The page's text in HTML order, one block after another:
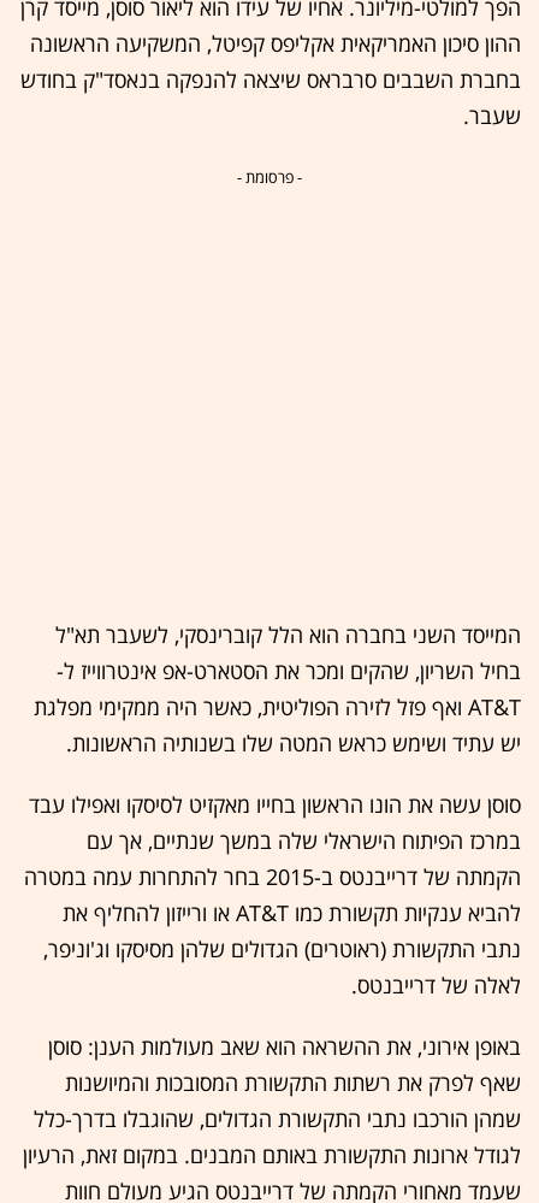
הפך למולטי-מיליונר. אחיו של עידו הוא ליאור סוסן, מייסד קרן
ההון סיכון האמריקאית אקליפס קפיטל, המשקיעה הראשונה
בחברת השבבים סרבראס שיצאה להנפקה בנאסד"ק בחודש
שעבר.
- פרסומת -
המייסד השני בחברה הוא הלל קוברינסקי, לשעבר תא"ל
בחיל השריון, שהקים ומכר את הסטארט-אפ אינטרווייז ל-
AT&T ואף פזל לזירה הפוליטית, כאשר היה ממקימי מפלגת
יש עתיד ושימש כראש המטה שלו בשנותיה הראשונות.
סוסן עשה את הונו הראשון בחייו מאקזיט לסיסקו ואפילו עבד
במרכז הפיתוח הישראלי שלה במשך שנתיים, אך עם
הקמתה של דרייבנטס ב-2015 בחר להתחרות עמה במטרה
להביא ענקיות תקשורת כמו AT&T או ורייזון להחליף את
נתבי התקשורת (ראוטרים) הגדולים שלהן מסיסקו וג'וניפר,
לאלה של דרייבנטס.
באופן אירוני, את ההשראה הוא שאב מעולמות הענן: סוסן
שאף לפרק את רשתות התקשורת המסובכות והמיושנות
שמהן הורכבו נתבי התקשורת הגדולים, שהוגבלו בדרך-כלל
לגודל ארונות התקשורת באותם המבנים. במקום זאת, הרעיון
שעמד מאחורי הקמתה של דרייבנטס הגיע מעולם חוות